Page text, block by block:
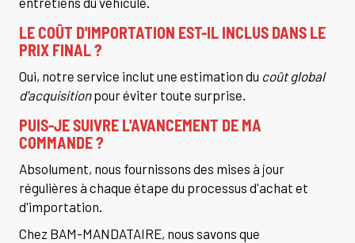
LE COÛT D'IMPORTATION EST-IL INCLUS DANS LE
PRIX FINAL ?
Oui, notre service inclut une estimation du coût global
d'acquisitionpour éviter toute surprise.
PUIS-JE SUIVRE L'AVANCEMENT DE MA
COMMANDE ?
Absolument, nous fournissons des mises à jour
régulières à chaque étape du processus d'achat et
d'importation.
Chez BAM-MANDATAIRE, nous savons que